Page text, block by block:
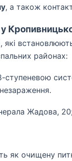
, а також
у
які
районах:
ступеневою
Жадова,
як очищену